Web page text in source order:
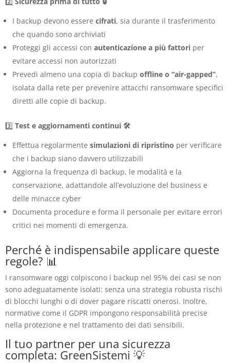
I backup devono essere cifrati, sia durante il trasferimento
che quando sono archiviati
Proteggi gli accessi con autenticazione a più fattori per
evitare accessi non autorizzati
Prevedi almeno una copia di backup offline o “air-gapped”,
isolata dalla rete per prevenire attacchi ransomware specifici
diretti alle copie di backup.
3️⃣ Test e aggiornamenti continui 🛠️
Effettua regolarmente simulazioni di ripristino per verificare
che i backup siano davvero utilizzabili
Aggiorna la frequenza di backup, le modalità e la
conservazione, adattandole all’evoluzione del business e
delle minacce cyber
Documenta procedure e forma il personale per evitare errori
critici nei momenti di emergenza.
Perché è indispensabile applicare queste
regole? 📊
I ransomware oggi colpiscono i backup nel 95% dei casi se non
sono adeguatamente isolati: senza una strategia robusta rischi
di blocchi lunghi o di dover pagare riscatti onerosi. Inoltre,
normative come il GDPR impongono responsabilità precise
nella protezione e nel trattamento dei dati sensibili.
Il tuo partner per una sicurezza
completa: GreenSistemi 💡